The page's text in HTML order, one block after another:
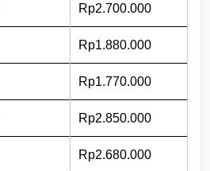
Rp2.700.000
Rp1.880.000
Rp1.770.000
Rp2.850.000
Rp2.680.000